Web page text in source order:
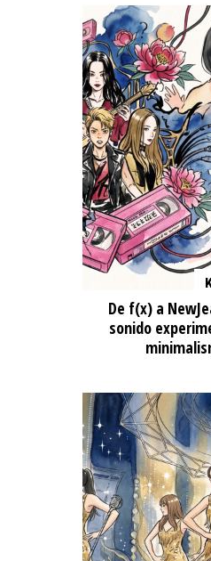
De f(x) a
sonido